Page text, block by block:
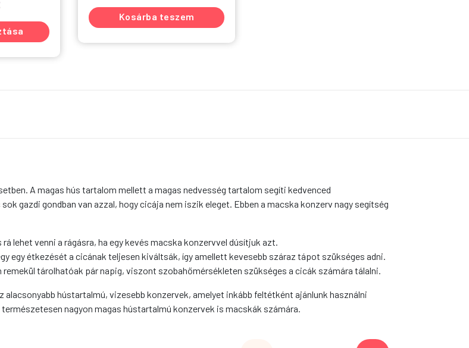
Kosárba teszem
A magas hús tartalom mellett a magas nedvesség tartalom segíti kedvenced
gazdi gondban van azzal, hogy cicája nem iszik eleget. Ebben a macska konzerv nagy segítség
lehet venni a rágásra, ha egy kevés macska konzervvel dúsítjuk azt.
egy étkezését a cicának teljesen kiváltsák, így amellett kevesebb száraz tápot szükséges adni.
tárolhatóak pár napig, viszont szobahőmérsékleten szükséges a cicák számára tálalni.
hústartalmú, vizesebb konzervek, amelyet inkább feltétként ajánlunk használni
nagyon magas hústartalmú konzervek is macskák számára.